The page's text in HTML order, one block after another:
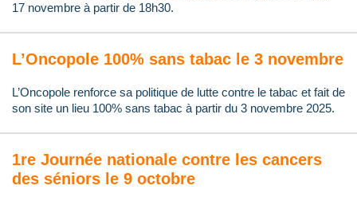
17 novembre à partir de 18h30.
L’Oncopole 100% sans tabac le 3 novembre
L’Oncopole renforce sa politique de lutte contre le tabac et fait de
son site un lieu 100% sans tabac à partir du 3 novembre 2025.
1re Journée nationale contre les cancers
des séniors le 9 octobre